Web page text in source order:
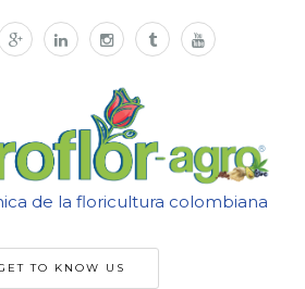
de la floricultura colombiana
TO KNOW US